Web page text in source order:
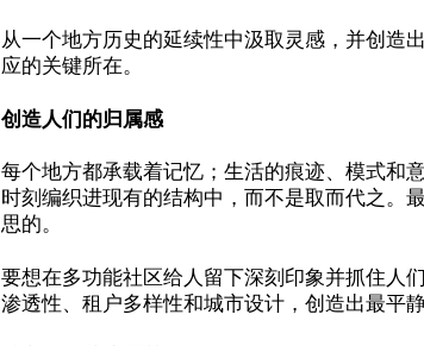
从一个地方历史的延续性中汲取灵感，并创造
应的关键所在。
创造人们的归属感
每个地方都承载着记忆；生活的痕迹、模式和
时刻编织进现有的结构中，而不是取而代之。
思的。
要想在多功能社区给人留下深刻印象并抓住人
渗透性、租户多样性和城市设计，创造出最平